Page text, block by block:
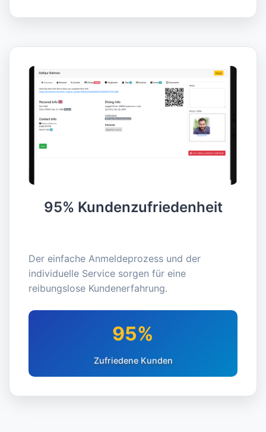
95% Kundenzufriedenheit
Der einfache Anmeldeprozess und der
individuelle Service sorgen für eine
reibungslose Kundenerfahrung.
95%
Zufriedene Kunden